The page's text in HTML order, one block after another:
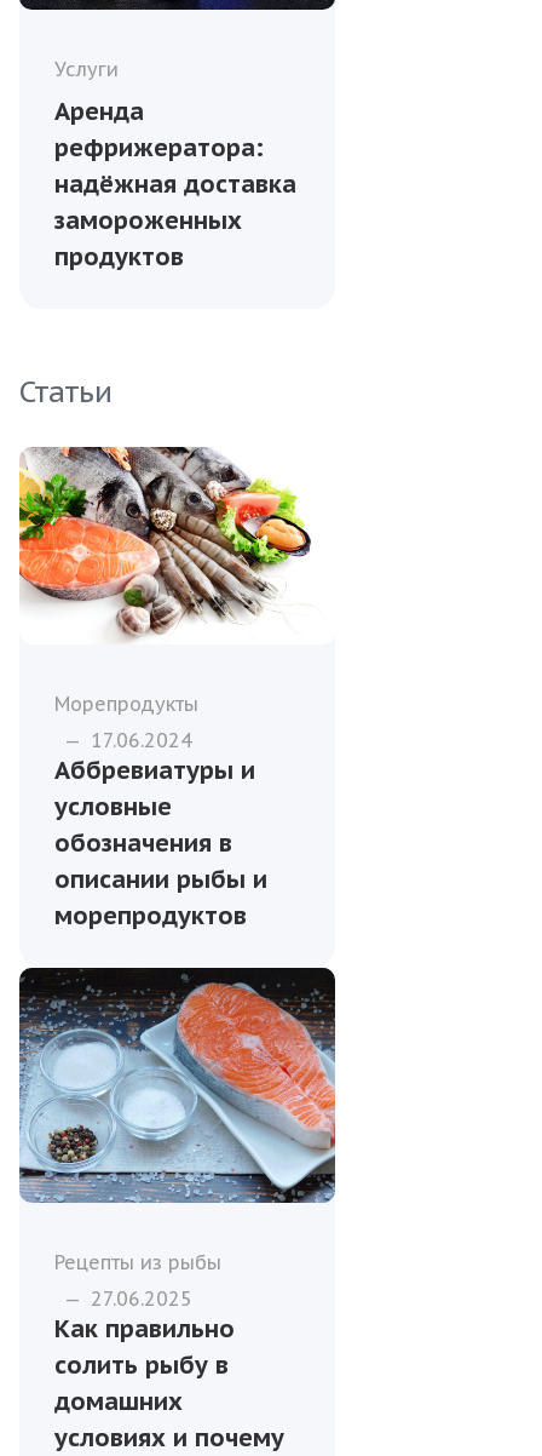
Услуги
Аренда
рефрижератора:
надёжная доставка
замороженных
продуктов
Статьи
Морепродукты
— 17.06.2024
Аббревиатуры и
условные
обозначения в
описании рыбы и
морепродуктов
Рецепты из рыбы
— 27.06.2025
Как правильно
солить рыбу в
домашних
условиях и почему